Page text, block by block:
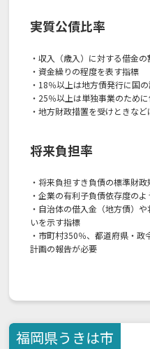
実質公債比率
・収入（歳入）に対する借金の
・資金繰りの程度を表す指標
・18％以上は地方債発行に国
・25％以上は単独事業のため
・地方財政措置を受けときなど
将来負担率
・将来負担すき負債の標準財
・企業の有利子負債依存度の
・自治体の借入金（地方債）
いを示す指標
・市町村350％、都道府県・
計画の報告が必要
福岡県うきは市